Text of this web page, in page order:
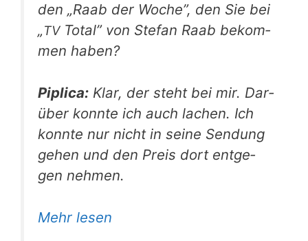
den „Raab der Woche”, den Sie bei
„TVTotal” von Ste­fan Raab bekom­
men haben?
Pipli­ca: Klar, der steht bei mir. Dar­
über konn­te ich auch lachen. Ich
konn­te nur nicht in sei­ne Sen­dung
gehen und den Preis dort ent­ge­
gen nehmen.
Mehr lesen